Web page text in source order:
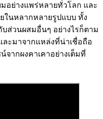
อย่างแพร่หลายทั่วโลก และ
ในหลากหลายรูปแบบ ทั้ง
ส่วนผสมอื่นๆ อย่างไรก็ตาม
ะมาจากแหล่งที่น่าเชื่อถือ
จากผงคาเคาอย่างเต็มที่